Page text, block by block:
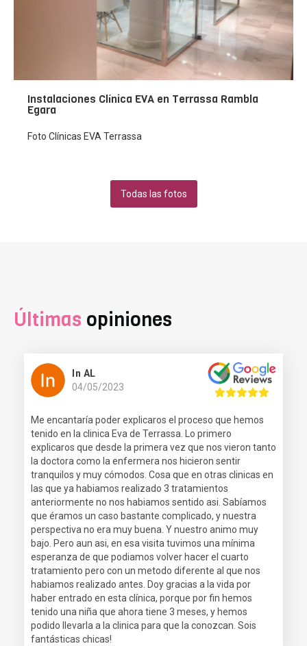
Instalaciones Clínica EVA en Terrassa Rambla
Egara
Foto Clínicas EVA Terrassa
Todas las fotos
Últimas opiniones
In AL
04/05/2023
Me encantaría poder explicaros el proceso que hemos
tenido en la clinica Eva de Terrassa. Lo primero
explicaros que desde la primera vez que nos vieron tanto
la doctora como la enfermera nos hicieron sentir
tranquilos y muy cómodos. Cosa que en otras clinicas en
las que ya habiamos realizado 3 tratamientos
anteriormente no nos habiamos sentido asi. Sabíamos
que éramos un caso bastante complicado, y nuestra
perspectiva no era muy buena. Y nuestro animo muy
bajo. Pero aun asi, en esa visita tuvimos una mínima
esperanza de que podiamos volver hacer el cuarto
tratamiento pero con un metodo diferente al que nos
habiamos realizado antes. Doy gracias a la vida por
haber entrado en esta clínica, porque por fin hemos
tenido una niña que ahora tiene 3 meses, y hemos
podido llevarla a la clinica para que la conozcan. Sois
fantásticas chicas!